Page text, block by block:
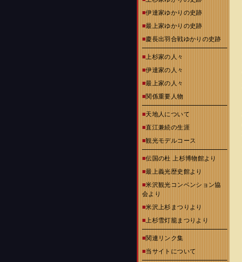
■伊達家ゆかりの史跡
■最上家ゆかりの史跡
■慶長出羽合戦ゆかりの史跡
■上杉家の人々
■伊達家の人々
■最上家の人々
■関係重要人物
■天地人について
■直江兼続の生涯
■観光モデルコース
■伝国の杜 上杉博物館より
■最上義光歴史館より
■米沢観光コンベンション協
会より
■米沢上杉まつりより
■上杉雪灯籠まつりより
■関連リンク集
■当サイトについて